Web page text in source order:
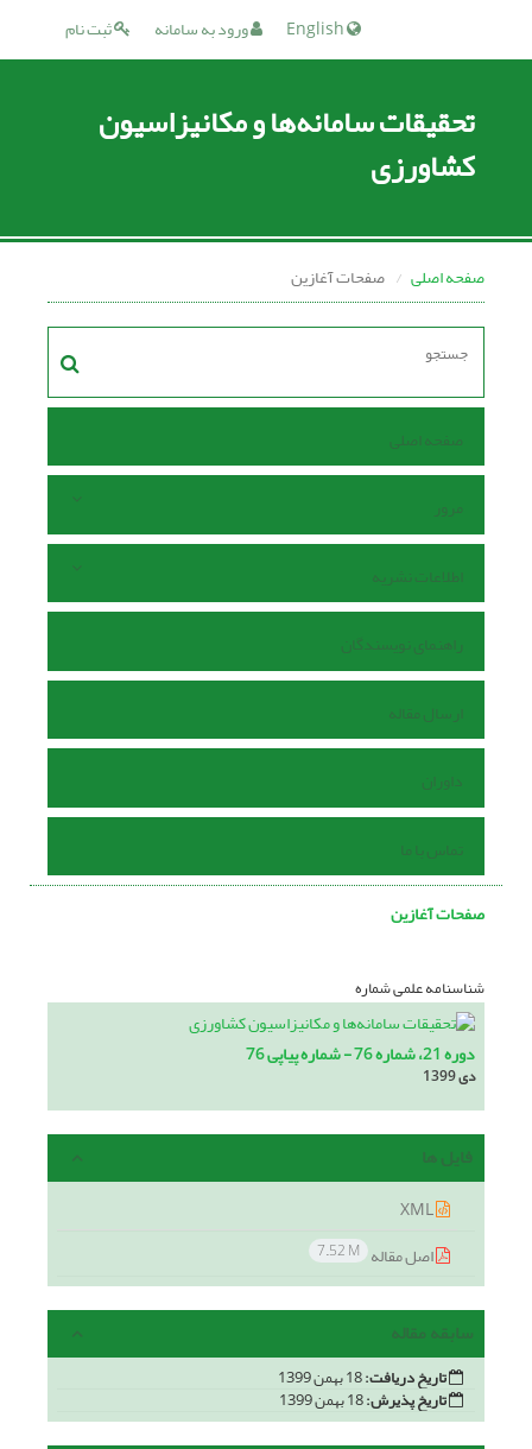
ثبت نام ورود به سامانه
تحقیقات سامانه‌ها و مکانیزاسیون
کشاورزی
صفحه اصلی صفحات آغازین
صفحه اصلی
مرور
اطلاعات نشریه
راهنمای نویسندگان
ارسال مقاله
داوران
تماس با ما
صفحات آغازین
شناسنامه علمی شماره
دوره 21، شماره 76 - شماره پیاپی 76
دی 1399
فایل ها
اصل مقاله 7.52 M
سابقه مقاله
تاریخ دریافت:
تاریخ پذیرش: